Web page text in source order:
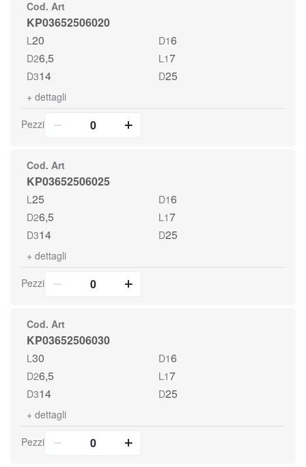
Cod. Art
KP03652506020
L20 D16
D26,5 L17
D314 D25
+ dettagli
Pezzi
Cod. Art
KP03652506025
L25 D16
D26,5 L17
D314 D25
+ dettagli
Pezzi
Cod. Art
KP03652506030
L30 D16
D26,5 L17
D314 D25
+ dettagli
Pezzi